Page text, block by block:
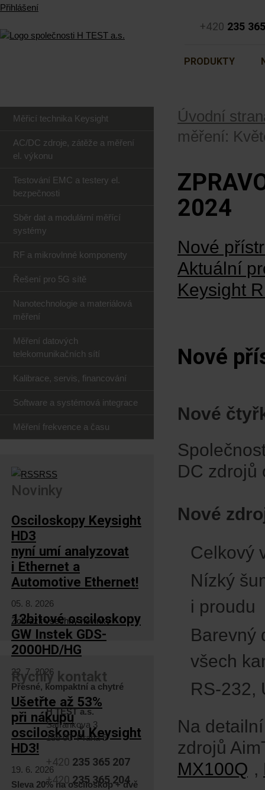
+420 235
PRODUKTY
Přihlášení
Úvodní
měření:
2024
Nové
Aktuální
Keysight
Nové
Nové
DC zdrojů
Nové
Celkový
Nízký
i proudu
Barevný
všech
RS-232,
Na
zdrojů
MX100Q ,
Měřicí technika Keysight
AC/DC zdroje, zátěže a měření
el. výkonu
Testování EMC a testery el.
bezpečnosti
Sběr dat a modulární měřící
systémy
RF a mikrovlnné komponenty
Řešení pro 5G sítě
Nanotechnologie a materiálová
měření
Měření datových
telekomunikačních sítí
Kalibrace, servis, financování
Software a systémová integrace
Měření frekvence a času
RSS
Novinky
Osciloskopy Keysight
HD3
nyní umí analyzovat
i Ethernet a
Automotive Ethernet!
05. 8. 2026
12bitové osciloskopy
GW Instek GDS-
2000HD/HG
22. 7. 2026
Přesné, kompaktní a chytré
Ušetřte až 53%
při nákupu
osciloskopů Keysight
HD3!
19. 6. 2026
Sleva 20% na osciloskop + dvě
Zobrazit všechny novinky
Rychlý kontakt
H TEST a.s.
Šafránkova 3
155 00 Praha 5
+420 235 365 207
+420 235 365 204